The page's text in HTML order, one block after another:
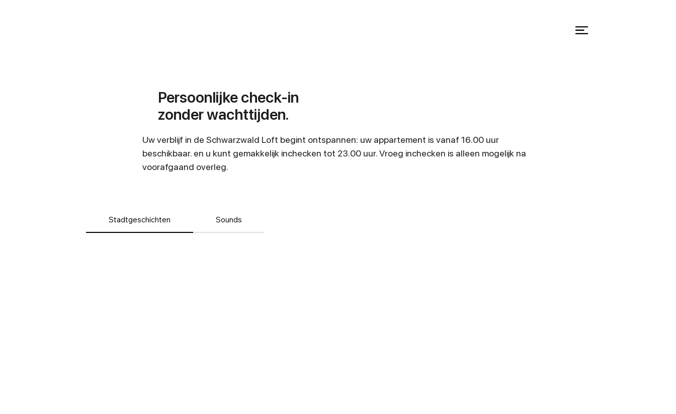
Persoonlijke check-in
zonder wachttijden.
Uw verblijf in de Schwarzwald Loft begint ontspannen: uw appartement is vanaf 16.00 uur
beschikbaar. en u kunt gemakkelijk inchecken tot 23.00 uur. Vroeg inchecken is alleen mogelijk na
voorafgaand overleg.
Stadtgeschichten Sounds